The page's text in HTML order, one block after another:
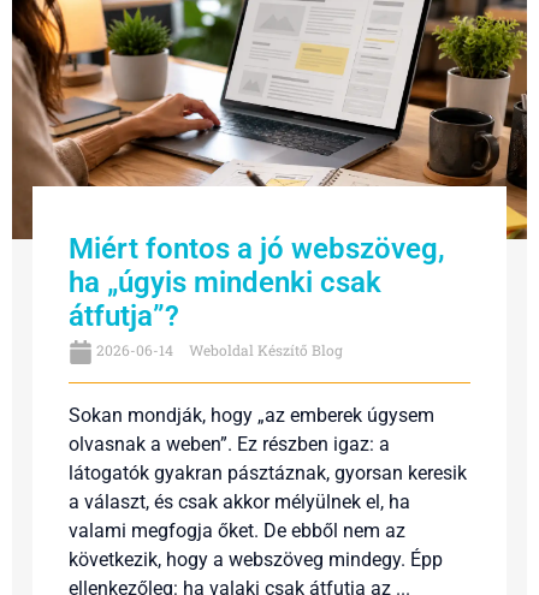
Miért fontos a jó webszöveg,
ha „úgyis mindenki csak
átfutja”?
2026-06-14 Weboldal Készítő Blog
Sokan mondják, hogy „az emberek úgysem
olvasnak a weben”. Ez részben igaz: a
látogatók gyakran pásztáznak, gyorsan keresik
a választ, és csak akkor mélyülnek el, ha
valami megfogja őket. De ebből nem az
következik, hogy a webszöveg mindegy. Épp
ellenkezőleg: ha valaki csak átfutja az ...